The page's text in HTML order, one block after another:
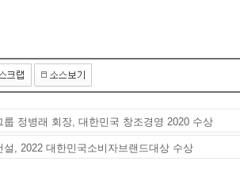
룹정병래회장,대한민국창조경영2020수상
설,2022대한민국소비자브랜드대상수상